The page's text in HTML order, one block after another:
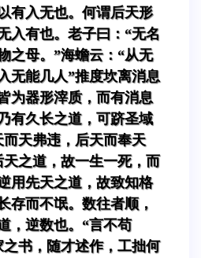
有入无也。何谓后天形
入有也。老子曰：“无名
之母。”海蟾云：“从无
无能几人”推度坎离消息
为器形滓质，而有消息
有久长之道，可跻圣域
天弗违，后天而奉天
天之道，故一生一死，而
用先天之道，故致知格
存而不氓。数往者顺，
，逆数也。“言不苟
书，随才述作，工拙何